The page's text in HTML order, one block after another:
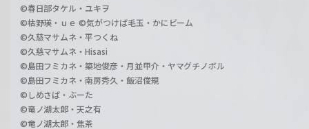
©春日部タケル・ユキヲ
©枯野瑛・ｕｅ ©気がつけば毛玉・かにビーム
©久慈マサムネ・平つくね
©久慈マサムネ・Hisasi
©島田フミカネ・築地俊彦・月並甲介・ヤマグチノボル
©島田フミカネ・南房秀久・飯沼俊規
©しめさば・ぶーた
©竜ノ湖太郎・天之有
©竜ノ湖太郎・焦茶